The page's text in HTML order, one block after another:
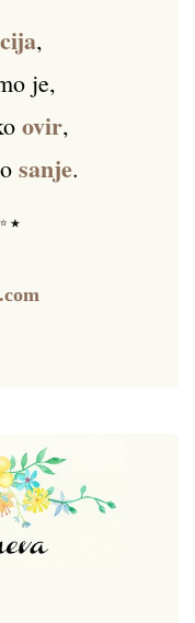
,
je,
ovir,
sanje.